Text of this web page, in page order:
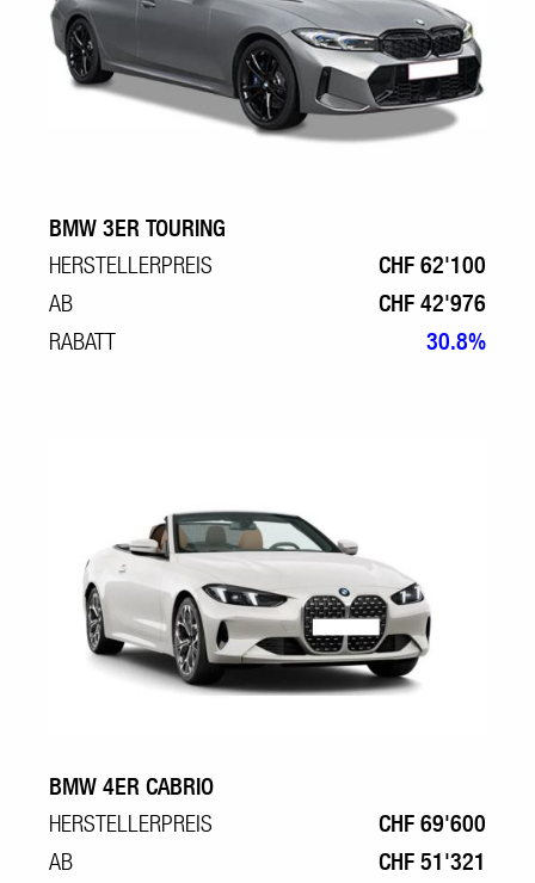
BMW 3ER TOURING
HERSTELLERPREIS
CHF 62'100
AB
CHF 42'976
RABATT
30.8%
BMW 4ER CABRIO
HERSTELLERPREIS
CHF 69'600
AB
CHF 51'321